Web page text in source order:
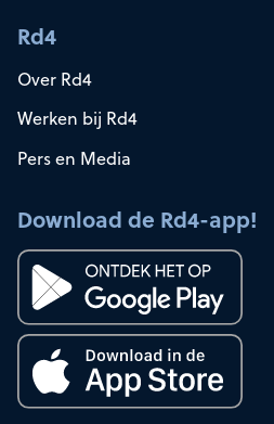
Rd4
Over Rd4
Werken bij Rd4
Pers en Media
Download de Rd4-app!